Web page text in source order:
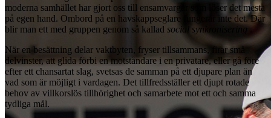
moderna samhället har gjort oss till ensamvargar som löser det mesta
på egen hand. Ombord på en havskappseglare fungerar inte det. Där
blir man ett med gruppen genom så kallad social synkronisering .
När en besättning delar vaktbyten, fryser tillsammans, firar små
delvinster, att glida förbi en motståndare i en privatare, eller gå före
efter ett chansartat slag, svetsas de samman på ett djupare plan än
vad som är möjligt i vardagen. Det tillfredsställer ett djupt rotade
behov av villkorslös tillhörighet och samarbete mot ett och samma
tydliga mål.